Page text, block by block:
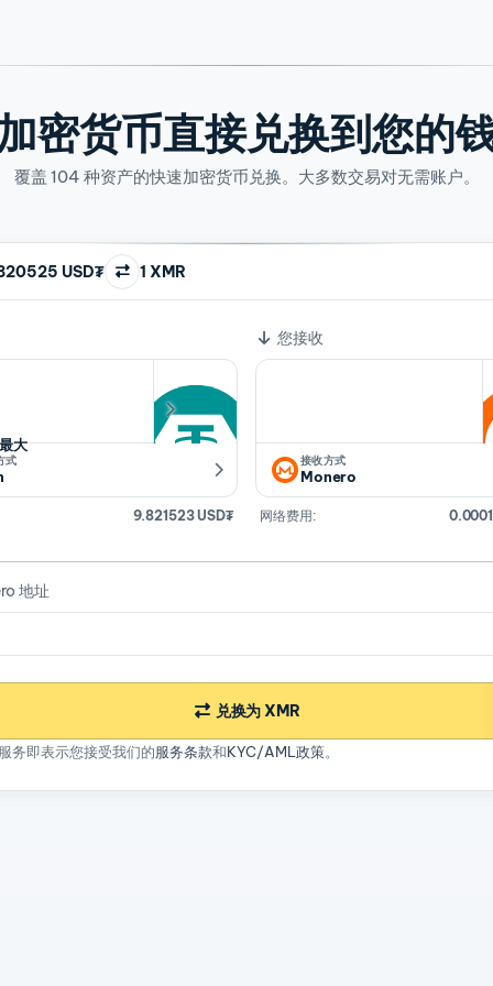
密货币直接兑换到您的
覆盖 104 种资产的快速加密货币兑换。大多数交易对无需账户。
USD₮ 1 XMR
大
式
9.821523 USD₮
您接收
接收方式
Monero
网络费用:
地址
兑换为 XMR
务即表示您接受我们的服务条款和KYC/AML政策。